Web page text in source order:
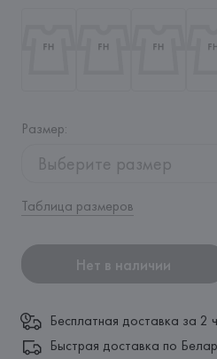
Размер:
Выберите размер
Таблица размеров
Нет в наличии
Бесплатная доставка за 2
Быстрая доставка по